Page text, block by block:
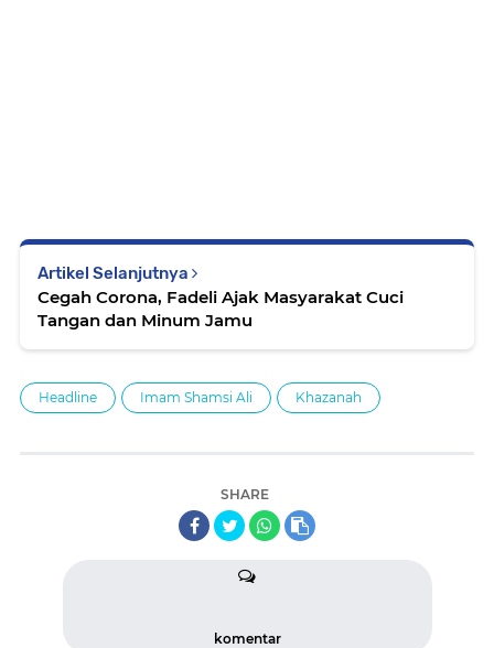
Artikel Selanjutnya
Cegah Corona, Fadeli Ajak Masyarakat Cuci
Tangan dan Minum Jamu
Headline Imam Shamsi Ali Khazanah
SHARE
komentar